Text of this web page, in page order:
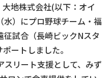
地株式会社(以下：オイ
）にプロ野球チーム・福
試合（長崎ビックNスタ
ートしました。
リート支援として、みず